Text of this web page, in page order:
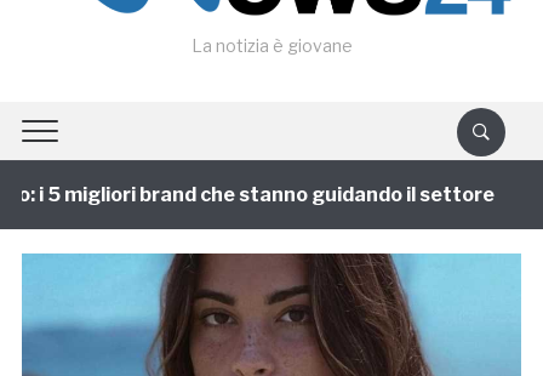
La notizia è giovane
i 5 migliori brand che stanno guidando il settore